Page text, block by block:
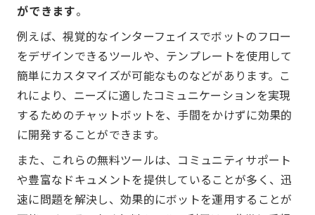
ができます。
例えば、視覚的なインターフェイスでボットのフロー
をデザインできるツールや、テンプレートを使用して
簡単にカスタマイズが可能なものなどがあります。こ
れにより、ニーズに適したコミュニケーションを実現
するためのチャットボットを、手間をかけずに効果的
に開発することができます。
また、これらの無料ツールは、コミュニティサポート
や豊富なドキュメントを提供していることが多く、迅
速に問題を解決し、効果的にボットを運用することが